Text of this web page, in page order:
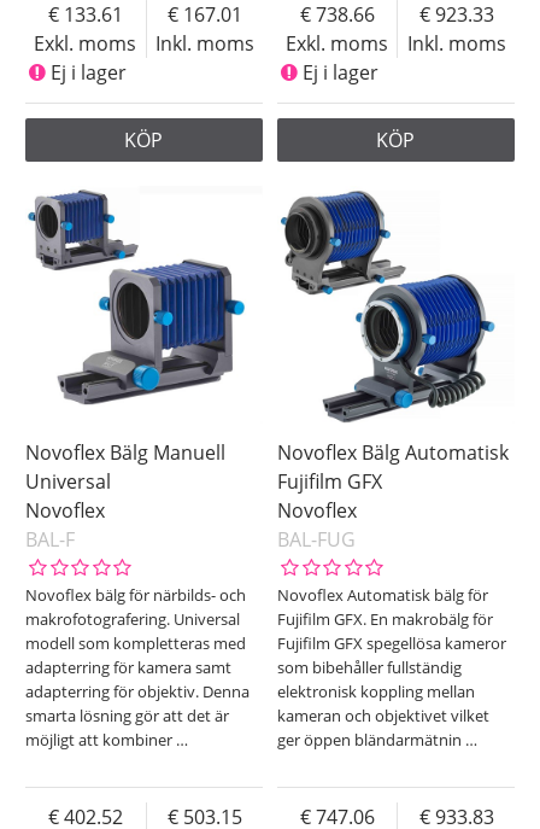
Exkl. moms
133.61
Inkl. moms
167.01
Ej i lager
KÖP
Exkl. moms
738.66
Inkl. moms
923.33
Ej i lager
KÖP
Novoflex Bälg Manuell
Universal
Novoflex
BAL-F
Novoflex bälg för närbilds- och
makrofotografering. Universal
modell som kompletteras med
adapterring för kamera samt
adapterring för objektiv. Denna
smarta lösning gör att det är
möjligt att kombiner …
402.52
503.15
Novoflex Bälg Automatisk
Fujifilm GFX
Novoflex
BAL-FUG
Novoflex Automatisk bälg för
Fujifilm GFX. En makrobälg för
Fujifilm GFX spegellösa kameror
som bibehåller fullständig
elektronisk koppling mellan
kameran och objektivet vilket
ger öppen bländarmätnin …
747.06
933.83